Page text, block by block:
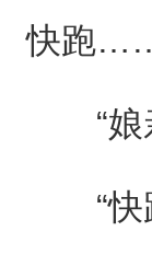
快跑
“娘
“快